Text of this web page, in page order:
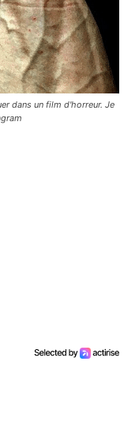
dans un film d'horreur. Je